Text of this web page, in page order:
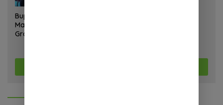
Bupati Landak Hadiri Sunat
Massal dan Cek Kesehatan
Gratis, Warga Antusias